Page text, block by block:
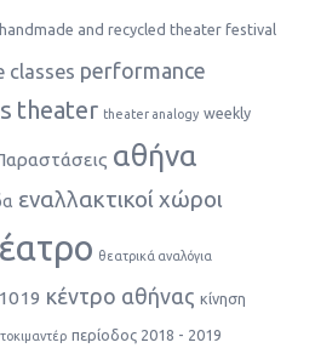
handmade and recycled theater festival
classes performance
theater theater analogy weekly
αθήνα
εναλλακτικοί χώροι
θεατρικά αναλόγια
κέντρο αθήνας κίνηση
περίοδος 2018 - 2019